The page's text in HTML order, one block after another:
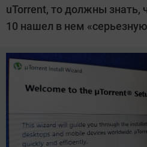
uTorrent, то должны знать,
10 нашел в нем